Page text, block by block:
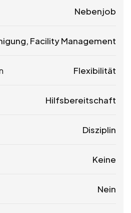
Nebenjob
Facility Management
Flexibilität
Hilfsbereitschaft
Disziplin
Keine
Nein